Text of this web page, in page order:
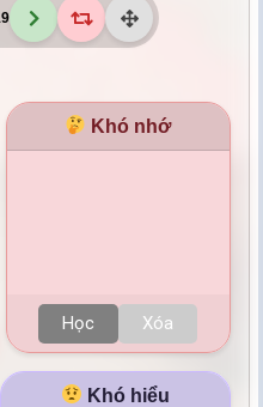
Khó nhớ
Học Xóa
Khó hiểu